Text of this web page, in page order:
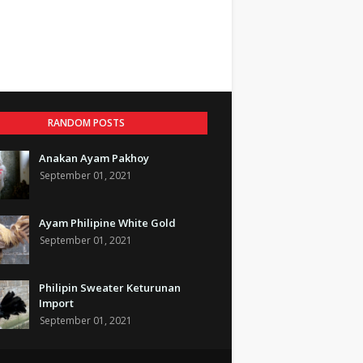
RANDOM POSTS
Anakan Ayam Pakhoy
September 01, 2021
Ayam Philipine White Gold
September 01, 2021
Philipin Sweater Keturunan
Import
September 01, 2021